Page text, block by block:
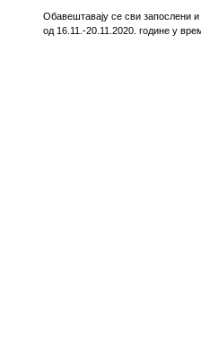
Обавештавају се сви запослени
од 16.11.-20.11.2020. године у